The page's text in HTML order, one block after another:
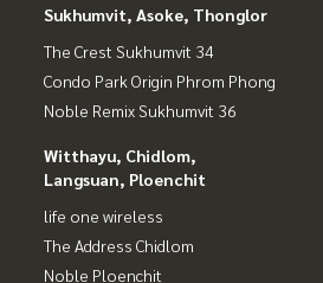
Sukhumvit, Asoke, Thonglor
The Crest Sukhumvit 34
Condo Park Origin Phrom Phong
Noble Remix Sukhumvit 36
Witthayu, Chidlom,
Langsuan, Ploenchit
life one wireless
The Address Chidlom
Noble Ploenchit